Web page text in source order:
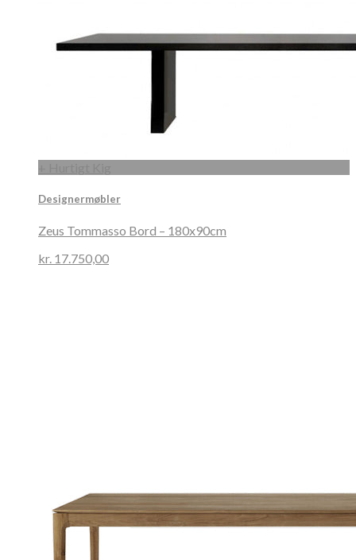
Designermøbler
Zeus Tommasso Bord – 180x90cm
kr. 17.750,00